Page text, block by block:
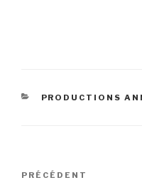
CATÉGORIES
PRODUCTIONS
Navigation
Article
PRÉCÉDENT